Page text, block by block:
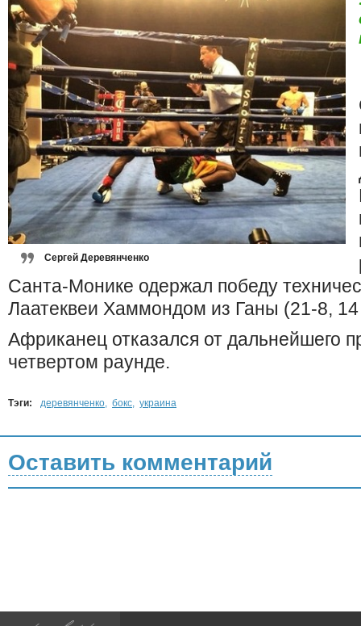
Сергей Деревянченко
Санта-Монике одержал победу
Лаатеквеи Хаммондом из Ганы (21-8,
Африканец отказался от дальнейшего
четвертом раунде.
Тэги: деревянченко, бокс, украина
Оставить комментарий